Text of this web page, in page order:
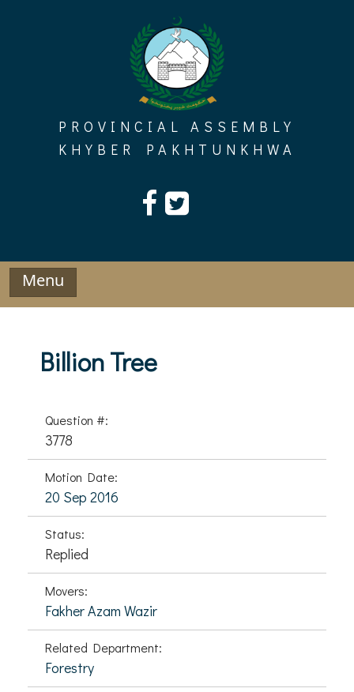
PROVINCIAL ASSEMBLY
KHYBER PAKHTUNKHWA
Menu
Billion Tree
Question #:
3778
Motion Date:
20 Sep 2016
Status:
Replied
Movers:
Fakher Azam Wazir
Related Department:
Forestry